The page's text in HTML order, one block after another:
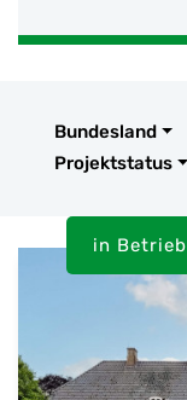
Bundesland
Projektstatus
in Betrieb